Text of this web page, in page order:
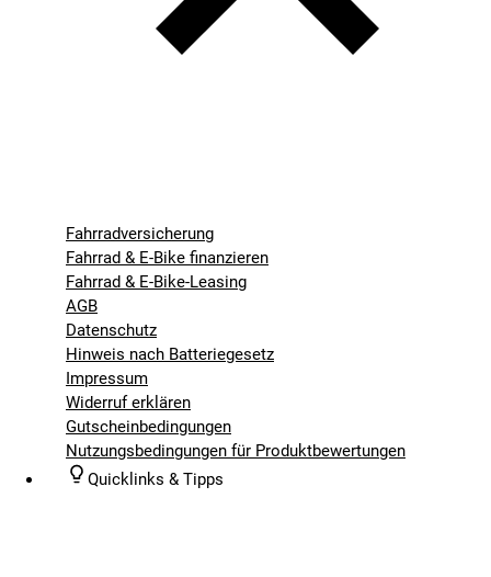
Fahrradversicherung
Fahrrad & E-Bike finanzieren
Fahrrad & E-Bike-Leasing
AGB
Datenschutz
Hinweis nach Batteriegesetz
Impressum
Widerruf erklären
Gutscheinbedingungen
Nutzungsbedingungen für Produktbewertungen
Quicklinks & Tipps